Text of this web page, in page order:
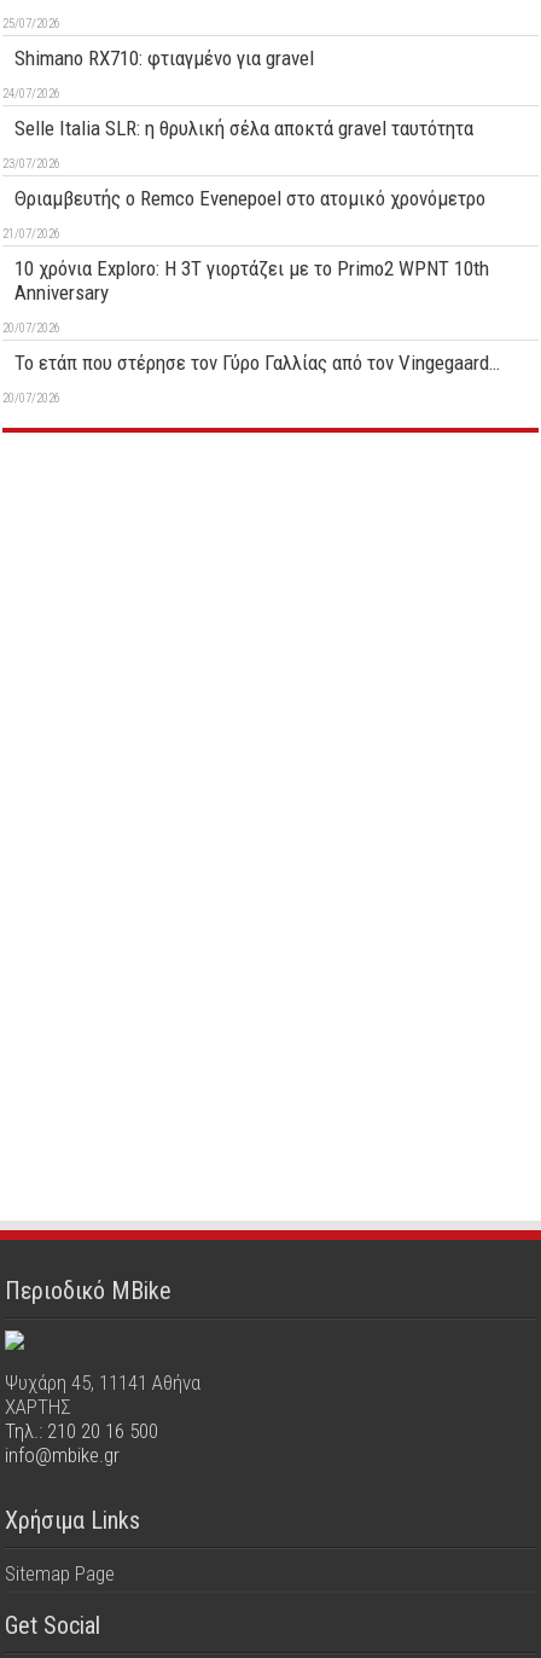
25/07/2026
Shimano RX710: φτιαγμένο για gravel
24/07/2026
Selle Italia SLR: η θρυλική σέλα αποκτά gravel ταυτότητα
23/07/2026
Θριαμβευτής ο Remco Evenepoel στο ατομικό χρονόμετρο
21/07/2026
10 χρόνια Exploro: Η 3T γιορτάζει με το Primo2 WPNT 10th
Anniversary
20/07/2026
Το ετάπ που στέρησε τον Γύρο Γαλλίας από τον Vingegaard…
20/07/2026
Περιοδικό MBike
Ψυχάρη 45, 11141 Αθήνα
ΧΑΡΤΗΣ
Τηλ.: 210 20 16 500
info@mbike.gr
Χρήσιμα Links
Sitemap Page
Get Social